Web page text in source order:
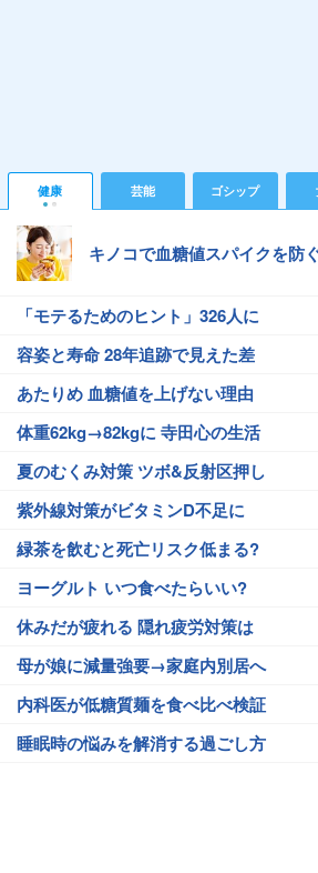
健康 芸能 ゴシップ
キノコで血糖値スパイクを防
「モテるためのヒント」326人に
容姿と寿命 28年追跡で見えた差
あたりめ 血糖値を上げない理由
体重62kg→82kgに 寺田心の生活
夏のむくみ対策 ツボ&反射区押し
紫外線対策がビタミンD不足に
緑茶を飲むと死亡リスク低まる?
ヨーグルト いつ食べたらいい?
休みだが疲れる 隠れ疲労対策は
母が娘に減量強要→家庭内別居へ
内科医が低糖質麺を食べ比べ検証
睡眠時の悩みを解消する過ごし方